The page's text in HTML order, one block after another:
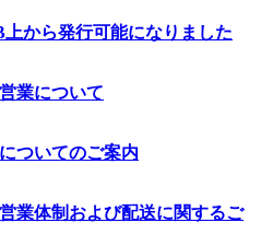
上から発行可能になりました
業について
ついてのご案内
業体制および配送に関するご